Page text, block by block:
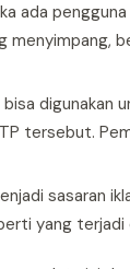
ada
digunakan
tersebut.
sasaran
yang terjadi